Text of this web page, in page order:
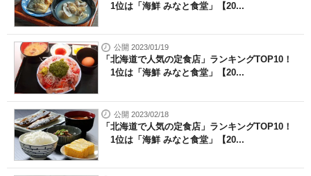
1位は「海鮮 みなと食堂」【20...
公開 2023/01/19
「北海道で人気の定食店」ランキングTOP10！
1位は「海鮮 みなと食堂」【20...
公開 2023/02/18
「北海道で人気の定食店」ランキングTOP10！
1位は「海鮮 みなと食堂」【20...